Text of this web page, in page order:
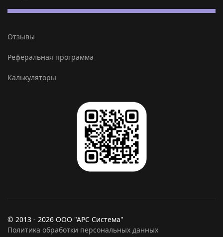
Отзывы
Реферальная программа
Калькуляторы
© 2013 - 2026 ООО "АРС Система"
Политика обработки персональных данных